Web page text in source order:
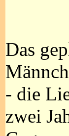
Das
- die
zwei